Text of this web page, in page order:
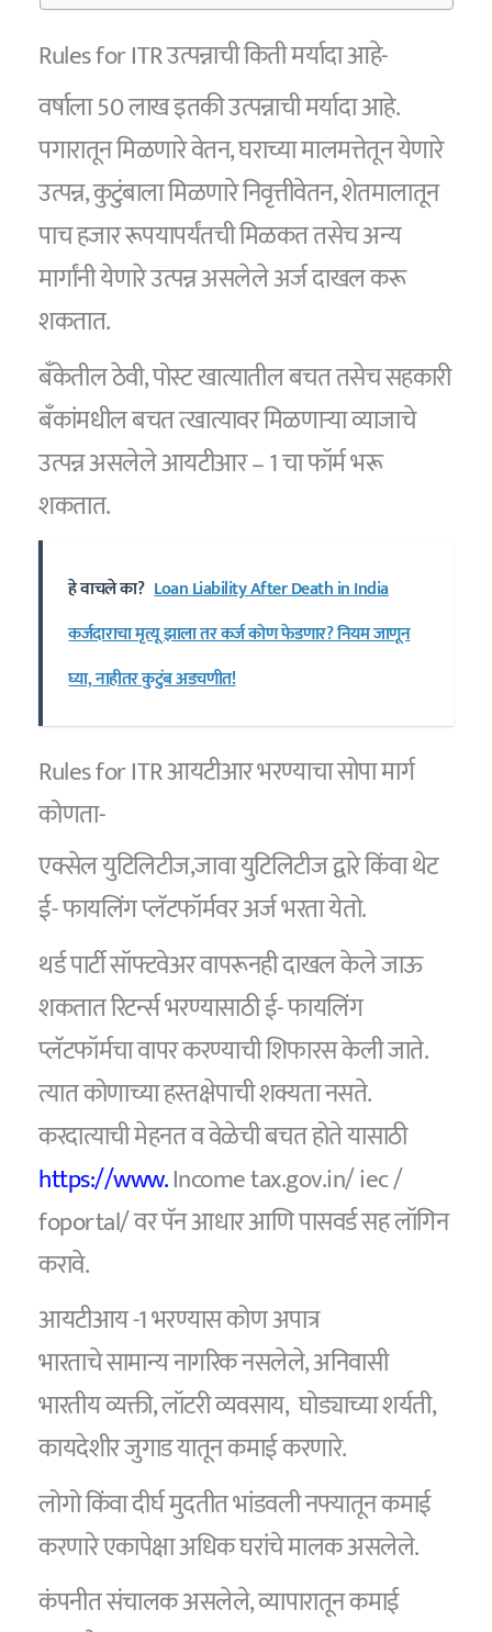
Rules for ITR उत्पन्नाची किती मर्यादा आहे-
वर्षाला 50 लाख इतकी उत्पन्नाची मर्यादा आहे.
पगारातून मिळणारे वेतन, घराच्या मालमत्तेतून येणारे
उत्पन्न, कुटुंबाला मिळणारे निवृत्तीवेतन, शेतमालातून
पाच हजार रूपयापर्यंतची मिळकत तसेच अन्य
मार्गांनी येणारे उत्पन्न असलेले अर्ज दाखल करू
शकतात.
बँकेतील ठेवी, पोस्ट खात्यातील बचत तसेच सहकारी
बँकांमधील बचत त्खात्यावर मिळणाऱ्या व्याजाचे
उत्पन्न असलेले आयटीआर – 1 चा फॉर्म भरू
शकतात.
हे वाचले का? Loan Liability After Death in India
कर्जदाराचा मृत्यू झाला तर कर्ज कोण फेडणार? नियम जाणून
घ्या, नाहीतर कुटुंब अडचणीत!
Rules for ITR आयटीआर भरण्याचा सोपा मार्ग
कोणता-
एक्सेल युटिलिटीज,जावा युटिलिटीज द्वारे किंवा थेट
ई- फायलिंग प्लॅटफॉर्मवर अर्ज भरता येतो.
थर्ड पार्टी सॉफ्टवेअर वापरूनही दाखल केले जाऊ
शकतात रिटर्न्स भरण्यासाठी ई- फायलिंग
प्लॅटफॉर्मचा वापर करण्याची शिफारस केली जाते.
त्यात कोणाच्या हस्तक्षेपाची शक्यता नसते.
करदात्याची मेहनत व वेळेची बचत होते यासाठी
https://www.Income tax.gov.in/ iec /
foportal/ वर पॅन आधार आणि पासवर्ड सह लॉगिन
करावे.
आयटीआय -1 भरण्यास कोण अपात्र
भारताचे सामान्य नागरिक नसलेले, अनिवासी
भारतीय व्यक्ती, लॉटरी व्यवसाय, घोड्याच्या शर्यती,
कायदेशीर जुगाड यातून कमाई करणारे.
लोगो किंवा दीर्घ मुदतीत भांडवली नफ्यातून कमाई
करणारे एकापेक्षा अधिक घरांचे मालक असलेले.
कंपनीत संचालक असलेले, व्यापारातून कमाई